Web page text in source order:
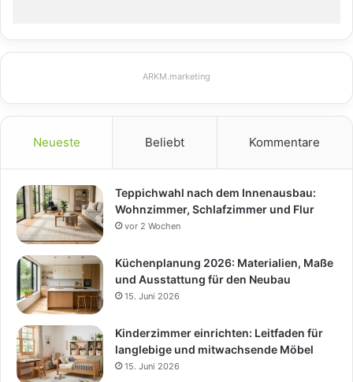
ARKM.marketing
Neueste Beliebt Kommentare
Teppichwahl nach dem Innenausbau:
Wohnzimmer, Schlafzimmer und Flur
vor 2 Wochen
Küchenplanung 2026: Materialien, Maße
und Ausstattung für den Neubau
15. Juni 2026
Kinderzimmer einrichten: Leitfaden für
langlebige und mitwachsende Möbel
15. Juni 2026